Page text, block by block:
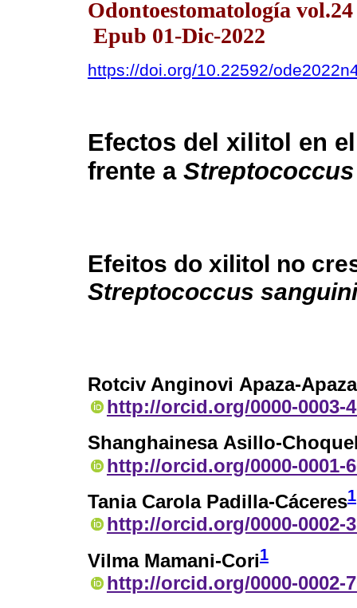
Odontoestomatología
Epub 01-Dic-2022
https://doi.org/10.22592/
Efectos del xilitol en
frente a
Efeitos do xilitol no
Streptococcus
Rotciv Anginovi Apaza-Apaza
http://orcid.org/0000-0003-
Shanghainesa Asillo-
http://orcid.org/0000-0001-
Tania Carola Padilla-Cáceres1
http://orcid.org/0000-0002-
Vilma Mamani-Cori1
http://orcid.org/0000-0002-